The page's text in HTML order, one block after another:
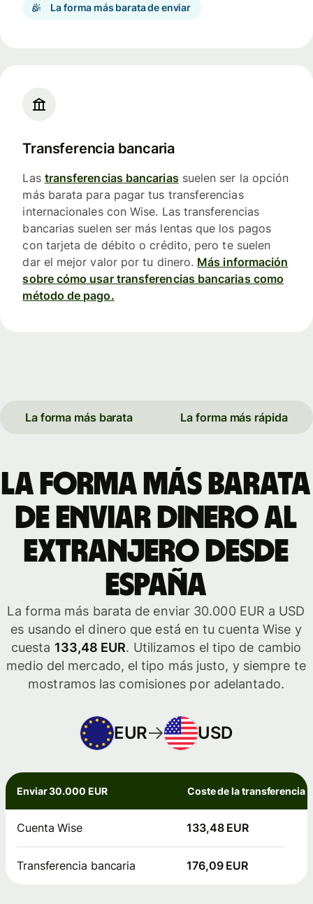
La forma más barata de enviar
Transferencia bancaria
Las transferencias bancariassuelen ser la opción
más barata para pagar tus transferencias
internacionales con Wise. Las transferencias
bancarias suelen ser más lentas que los pagos
con tarjeta de débito o crédito, pero te suelen
dar el mejor valor por tu dinero. Más información
sobre cómo usar transferencias bancarias como
método de pago.
La forma más barata La forma más rápida
La forma más barata
de enviar dinero al
extranjero desde
España
La forma más barata de enviar 30.000 EUR a USD
es usando el dinero que está en tu cuenta Wise y
cuesta 133,48 EUR. Utilizamos el tipo de cambio
medio del mercado, el tipo más justo, y siempre te
mostramos las comisiones por adelantado.
EUR USD
Enviar 30.000 EUR Coste de la transferencia
Cuenta Wise 133,48 EUR
Transferencia bancaria 176,09 EUR